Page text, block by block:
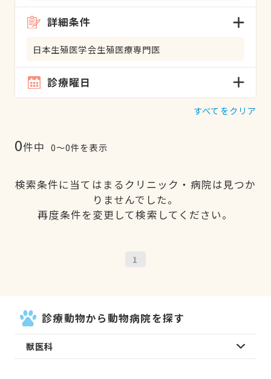
詳細条件
日本生殖医学会生殖医療専門医
診療曜日
すべてをクリア
0件中 0〜0件を表示
検索条件に当てはまるクリニック・病院は見つか
りませんでした。
再度条件を変更して検索してください。
1
診療動物から動物病院を探す
獣医科